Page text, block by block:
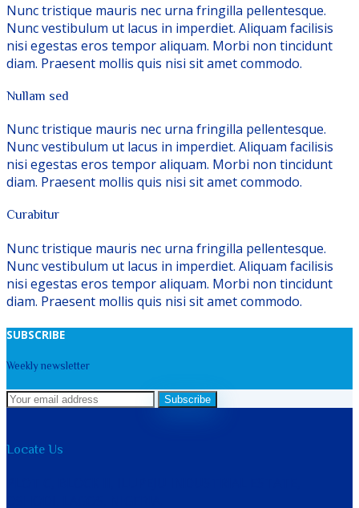
Nunc tristique mauris nec urna fringilla pellentesque.
Nunc vestibulum ut lacus in imperdiet. Aliquam facilisis
nisi egestas eros tempor aliquam. Morbi non tincidunt
diam. Praesent mollis quis nisi sit amet commodo.
Nullam sed
Nunc tristique mauris nec urna fringilla pellentesque.
Nunc vestibulum ut lacus in imperdiet. Aliquam facilisis
nisi egestas eros tempor aliquam. Morbi non tincidunt
diam. Praesent mollis quis nisi sit amet commodo.
Curabitur
Nunc tristique mauris nec urna fringilla pellentesque.
Nunc vestibulum ut lacus in imperdiet. Aliquam facilisis
nisi egestas eros tempor aliquam. Morbi non tincidunt
diam. Praesent mollis quis nisi sit amet commodo.
SUBSCRIBE
Weekly newsletter
Subscribe
Locate Us